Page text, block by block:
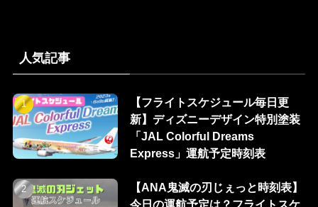
人気記事
【フライトスケジュール毎日更
新】ディズニーデザイン特別塗装
「JAL Colorful Dreams
Express」運航予定時刻表
【ANA鬼滅の刃じぇっと時刻表】
今日の運航予定は？フライトスケ